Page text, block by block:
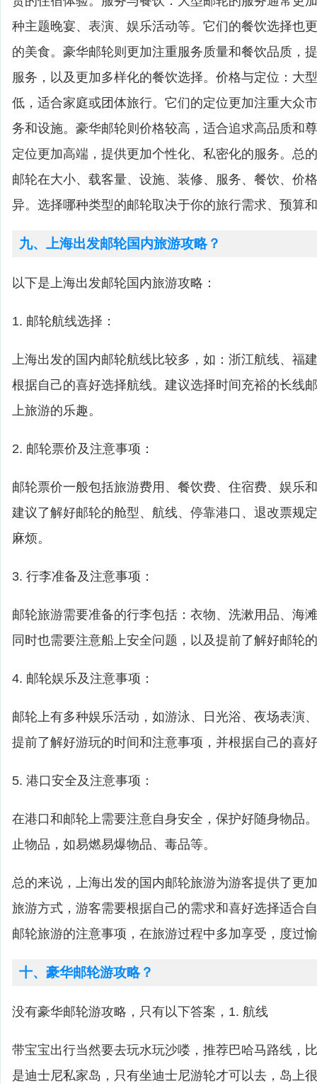
种主题晚宴、表演、娱乐活动等。它们的餐饮选择也
的美食。豪华邮轮则更加注重服务质量和餐饮品质，
服务，以及更加多样化的餐饮选择。价格与定位：大
低，适合家庭或团体旅行。它们的定位更加注重大众
务和设施。豪华邮轮则价格较高，适合追求高品质和
定位更加高端，提供更加个性化、私密化的服务。总
邮轮在大小、载客量、设施、装修、服务、餐饮、价
异。选择哪种类型的邮轮取决于你的旅行需求、预算
九、上海出发邮轮国内旅游攻略？
以下是上海出发邮轮国内旅游攻略：
1. 邮轮航线选择：
上海出发的国内邮轮航线比较多，如：浙江航线、福
根据自己的喜好选择航线。建议选择时间充裕的长线
上旅游的乐趣。
2. 邮轮票价及注意事项：
邮轮票价一般包括旅游费用、餐饮费、住宿费、娱乐
建议了解好邮轮的舱型、航线、停靠港口、退改票规
麻烦。
3. 行李准备及注意事项：
邮轮旅游需要准备的行李包括：衣物、洗漱用品、海
同时也需要注意船上安全问题，以及提前了解好邮轮
4. 邮轮娱乐及注意事项：
邮轮上有多种娱乐活动，如游泳、日光浴、夜场表演
提前了解好游玩的时间和注意事项，并根据自己的喜
5. 港口安全及注意事项：
在港口和邮轮上需要注意自身安全，保护好随身物品
止物品，如易燃易爆物品、毒品等。
总的来说，上海出发的国内邮轮旅游为游客提供了更
旅游方式，游客需要根据自己的需求和喜好选择适合
邮轮旅游的注意事项，在旅游过程中多加享受，度过
十、豪华邮轮游攻略？
没有豪华邮轮游攻略，只有以下答案，1. 航线
带宝宝出行当然要去玩水玩沙喽，推荐巴哈马路线，
是迪士尼私家岛，只有坐迪士尼游轮才可以去，岛上